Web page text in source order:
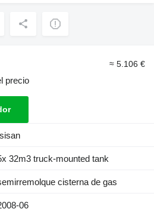
≈ 5.106 €
precio
32m3 truck-mounted tank
cisterna de gas
06